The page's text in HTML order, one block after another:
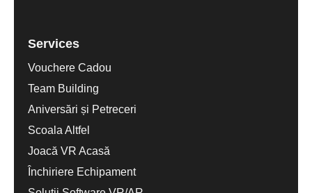
Services
Vouchere Cadou
Team Building
Aniversări și Petreceri
Scoala Altfel
Joacă VR Acasă
Închiriere Echipament